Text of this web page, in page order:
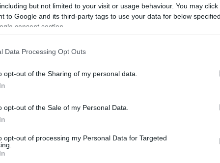
but not limited to your visit or usage behaviour. You may
to Google and its third-party tags to use your data for below
consent section.
Data Processing Opt Outs
opt-out of the Sharing of my personal data.
opt-out of the Sale of my Personal Data.
opt-out of processing my Personal Data for Targeted
από το διαβιβαστικό των αρμόδιων
7 από τους 13 συλληφθέντες είχαν
έγιναν με αποφάσεις της κυρίας
την περίοδο που ήταν διευθύντρια
κλειδωμένες στο προσωπικό της
αν και οι αρμόδιες ελεγκτικές αρχές του
είχαν διαπιστώσει πλήθος παραβάσεων και